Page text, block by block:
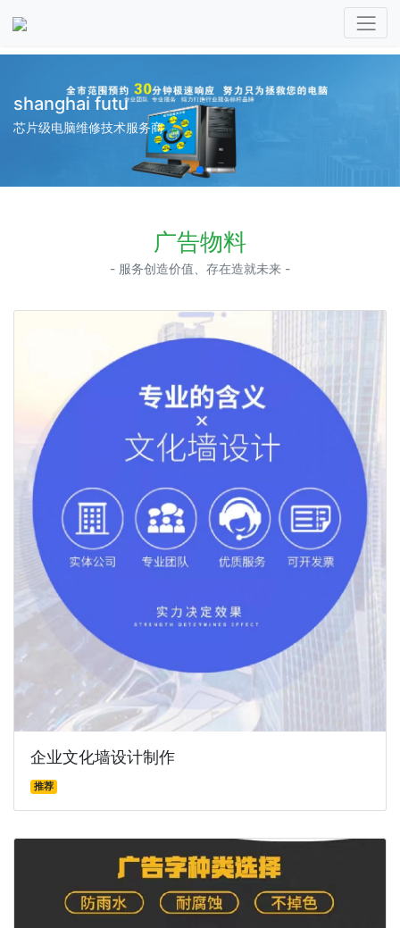
shanghai futu
芯片级电脑维修技术服务商
广告物料
- 服务创造价值、存在造就未来 -
企业文化墙设计制作
推荐